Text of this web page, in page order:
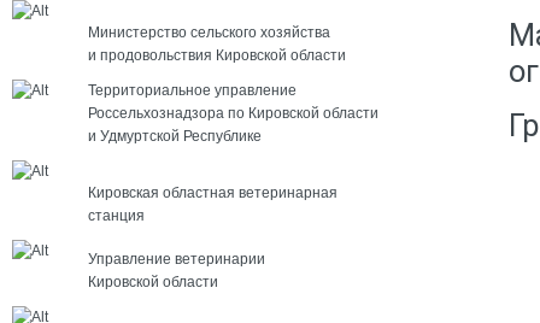
Министерство сельского хозяйства
и продовольствия Кировской области
Территориальное управление
Россельхознадзора по Кировской области
и Удмуртской Республике
Кировская областная ветеринарная
станция
Управление ветеринарии
Кировской области